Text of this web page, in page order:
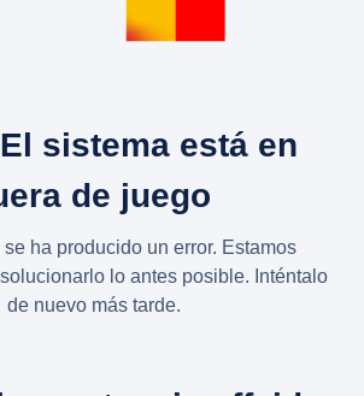
El sistema está en
de juego
se ha producido un error. Estamos
lo antes posible. Inténtalo
de nuevo más tarde.